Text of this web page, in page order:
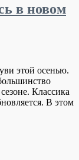
в новом
этой осенью.
Классика
В этом